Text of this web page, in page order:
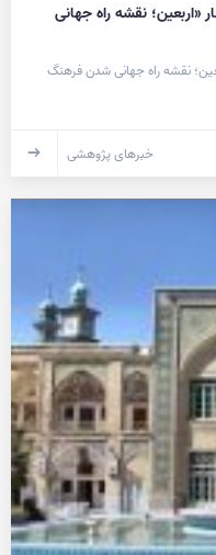
نقشه راه جهانی
نقشه راه جهانی شدن فرهنگ
خبرهای پژوهشی